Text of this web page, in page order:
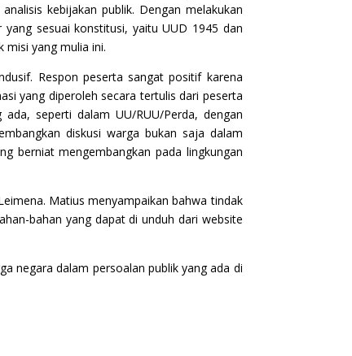
kebijakan publik. Dengan melakukan
sesuai konstitusi, yaitu UUD 1945 dan
misi yang mulia ini.
Respon peserta sangat positif karena
yang diperoleh secara tertulis dari peserta
seperti dalam UU/RUU/Perda, dengan
diskusi warga bukan saja dalam
berniat mengembangkan pada lingkungan
Matius menyampaikan bahwa tindak
bahan yang dapat di unduh dari website
negara dalam persoalan publik yang ada di